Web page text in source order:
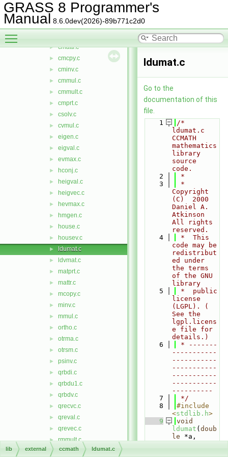
GRASS 8 Programmer's
Manual 8.6.0dev(2026)-89b771c2d0
► atovm.c
► ccmath.h
► chouse.c
► cmattr.c
► cmcpy.c
► cminv.c
► cmmul.c
► cmmult.c
► cmprt.c
► csolv.c
► cvmul.c
► eigen.c
► eigval.c
► evmax.c
► hconj.c
► heigval.c
► heigvec.c
► hevmax.c
► hmgen.c
► house.c
► housev.c
► ldumat.c
► ldvmat.c
► matprt.c
► mattr.c
► mcopy.c
► minv.c
► mmul.c
► ortho.c
► otrma.c
► otrsm.c
► psinv.c
► qrbdi.c
► qrbdu1.c
► qrbdv.c
► qrecvc.c
► qreval.c
► qrevec.c
► rmmult.c
► ruinv.c
ldumat.c
Go to the
documentation of this
file.
    1
/*
ldumat.c
CCMATH
mathematics
library
source
code.
    2
*
    3
*
Copyright
(C)  2000
Daniel A.
Atkinson
All rights
reserved.
    4
*  This
code may be
redistribut
ed under
the terms
of the GNU
library
    5
*  public
license
(LGPL). (
See the
lgpl.licens
e file for
details.)
    6
* -------
-----------
-----------
-----------
-----------
-----------
----------
    7
*/
    8
#include
<stdlib.h>
    9
void
ldumat ( doub
le
lib external ccmath ldumat.c